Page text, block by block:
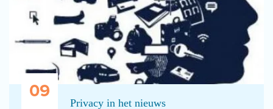
09
Privacy in het nieuws